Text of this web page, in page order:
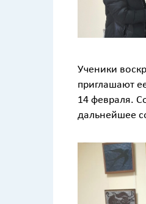
Ученики
приглашают
14 февраля.
дальнейшее